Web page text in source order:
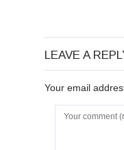
LEAVE A
Your email